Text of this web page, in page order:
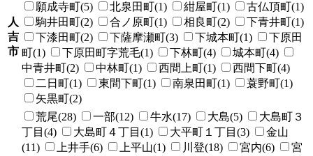
人
吉
市
願成寺町(5)
北泉田町(1) 紺屋町(1)
古仏頂町(1)
駒井田町(2)
合ノ原町(1) 相良町(2)
下青井町(1)
下漆田町(2)
下薩摩瀬町(3) 下城本町(1)
下原田
町(1)
下原田町字荒毛(1) 下林町(4)
城本町(4)
中青井町(2)
中林町(1) 西間上町(1)
西間下町(4)
二日町(1)
東間下町(1) 南泉田町(1)
蓑野町(1)
矢黒町(2)
荒尾(28) 一部(12) 牛水(17) 大島(5)
大島町３
丁目(4)
大島町４丁目(1) 大平町１丁目(3)
金山
(11)
上井手(6) 上平山(1) 川登(18) 宮内(6)
宮